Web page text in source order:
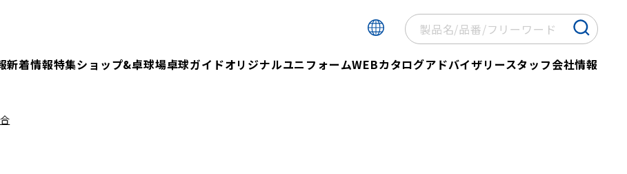
新着情報特集ショップ&卓球場卓球ガイドオリジナルユニフォームWEBカタログアドバイザリースタッフ会社情報